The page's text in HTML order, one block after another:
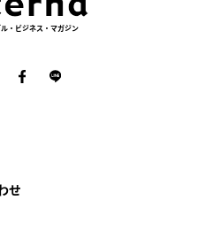
・ビジネス・マガジン
せ